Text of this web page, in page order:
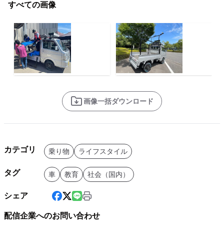
すべての画像
画像一括ダウンロード
カテゴリ 乗り物 ライフスタイル
タグ 車 教育 社会（国内）
シェア
配信企業へのお問い合わせ